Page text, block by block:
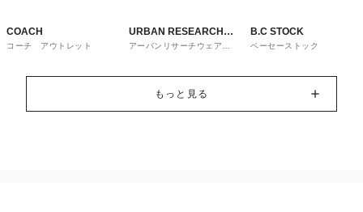
COACH
コーチ アウトレット
URBAN RESEARCH
ware house
アーバンリサーチウェアハ
B.C STOCK
ベーセーストック
もっと見る